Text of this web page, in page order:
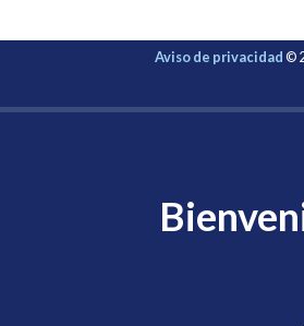
Aviso de privacidad©